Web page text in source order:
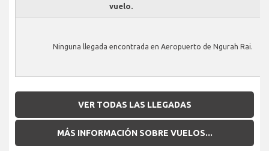
vuelo.
Ninguna llegada encontrada en Aeropuerto de Ngurah Rai.
VER TODAS LAS LLEGADAS
MÁS INFORMACIÓN SOBRE VUELOS...